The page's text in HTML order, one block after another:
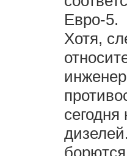
Евро-5.
Хотя,